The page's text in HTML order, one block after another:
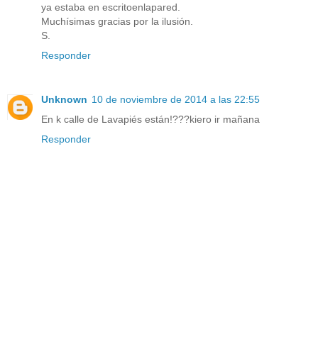
ya estaba en escritoenlapared.
Muchísimas gracias por la ilusión.
S.
Responder
Unknown 10 de noviembre de 2014 a las 22:55
En k calle de Lavapiés están!???kiero ir mañana
Responder